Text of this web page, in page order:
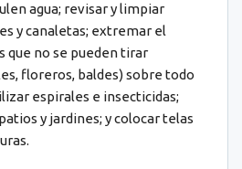
agua; revisar y limpiar
y canaletas; extremar el
que no se pueden tirar
floreros, baldes) sobre todo
espirales e insecticidas;
y jardines; y colocar telas